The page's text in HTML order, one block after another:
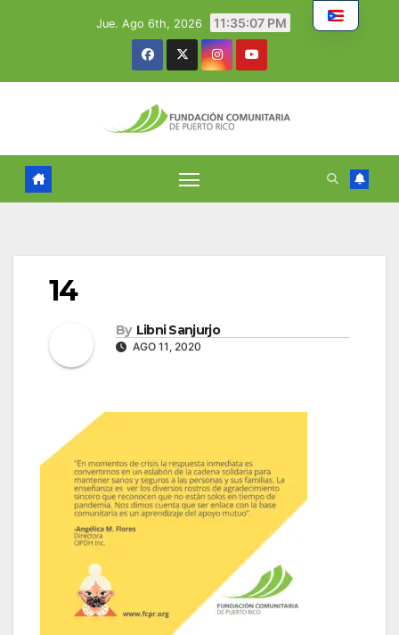
Jue. Ago 6th, 2026 11:35:08 PM
14
By Libni Sanjurjo
AGO 11, 2020